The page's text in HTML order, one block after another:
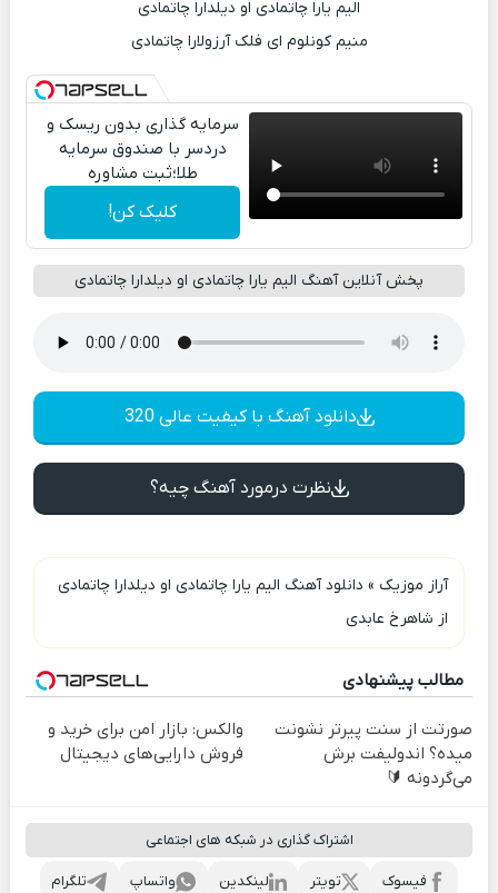
الیم یارا چاتمادی او دیلدارا چاتمادی
منیم کونلوم ای فلک آرزولارا چاتمادی
سرمایه گذاری بدون ریسک و
دردسر با صندوق سرمایه
طلا؛ثبت مشاوره
کلیک کن!
پخش آنلاین آهنگ الیم یارا چاتمادی او دیلدارا چاتمادی
دانلود آهنگ با کیفیت عالی 320
نظرت درمورد آهنگ چیه؟
آراز موزیک » دانلود آهنگ الیم یارا چاتمادی او دیلدارا چاتمادی
از شاهرخ عابدی
مطالب پیشنهادی
صورتت از سنت پیرتر نشونت
میده؟ اندولیفت برش
می‌گردونه 🔰
والکس: بازار امن برای خرید و
فروش دارایی‌های دیجیتال
اشتراک گذاری در شبکه های اجتماعی
تلگرام واتساپ لینکدین تویتر
فیسوک